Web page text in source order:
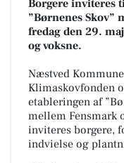
Borgere inviteres
”Børnenes Skov”
fredag den 29.
og voksne.
Næstved
Klimaskovfonden
etableringen af
mellem Fensmark
inviteres borgere,
indvielse og